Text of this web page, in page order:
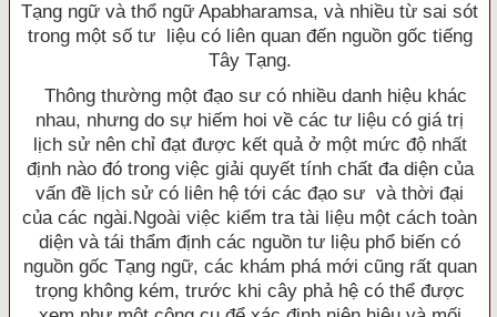
Tạng ngữ và thổ ngữ Apabharamsa, và nhiều từ sai sót
trong một số tư liệu có liên quan đến nguồn gốc tiếng
Tây Tạng.
Thông thường một đạo sư có nhiều danh hiệu khác
nhau, nhưng do sự hiếm hoi về các tư liệu có giá trị
lịch sử nên chỉ đạt được kết quả ở một mức độ nhất
định nào đó trong việc giải quyết tính chất đa diện của
vấn đề lịch sử có liên hệ tới các đạo sư và thời đại
của các ngài.Ngoài việc kiểm tra tài liệu một cách toàn
diện và tái thẩm định các nguồn tư liệu phổ biến có
nguồn gốc Tạng ngữ, các khám phá mới cũng rất quan
trọng không kém, trước khi cây phả hệ có thể được